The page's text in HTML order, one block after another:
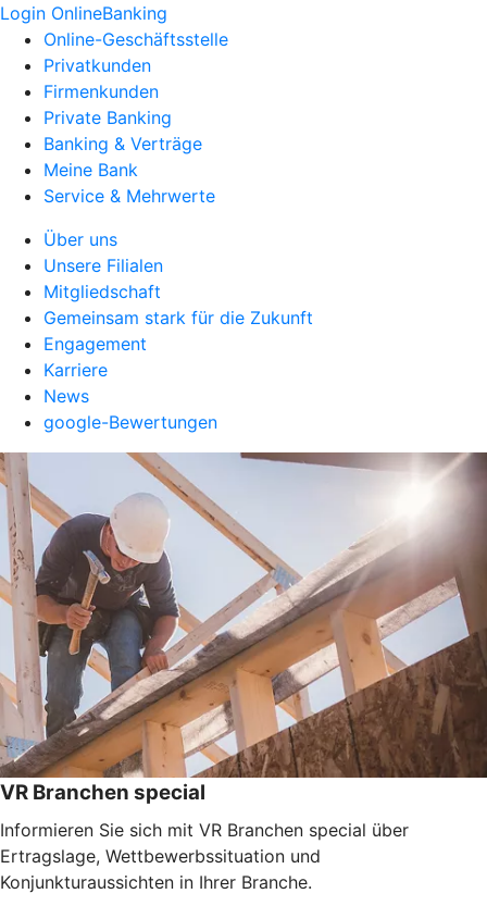
Login OnlineBanking
Online-Geschäftsstelle
Privatkunden
Firmenkunden
Private Banking
Banking & Verträge
Meine Bank
Service & Mehrwerte
Über uns
Unsere Filialen
Mitgliedschaft
Gemeinsam stark für die Zukunft
Engagement
Karriere
News
google-Bewertungen
VR Branchen special
Informieren Sie sich mit VR Branchen special über
Ertragslage, Wettbewerbssituation und
Konjunkturaussichten in Ihrer Branche.